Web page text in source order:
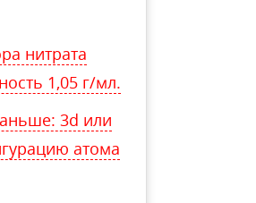
нитрата
1,05 г/мл.
3d или
атома